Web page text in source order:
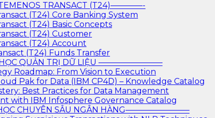
TRANSACT (T24)————-
(T24) Core Banking System
(T24) Basic Concepts
(T24) Customer
(T24) Account
(T24) Funds Transfer
QUẢN TRỊ DỮ LIỆU ————————
Roadmap: From Vision to Execution
Pak for Data (IBM CP4D) – Knowledge Catalog
Best Practices for Data Management
with IBM Infosphere Governance Catalog
CHUYÊN SÂU NGÂN HÀNG————————